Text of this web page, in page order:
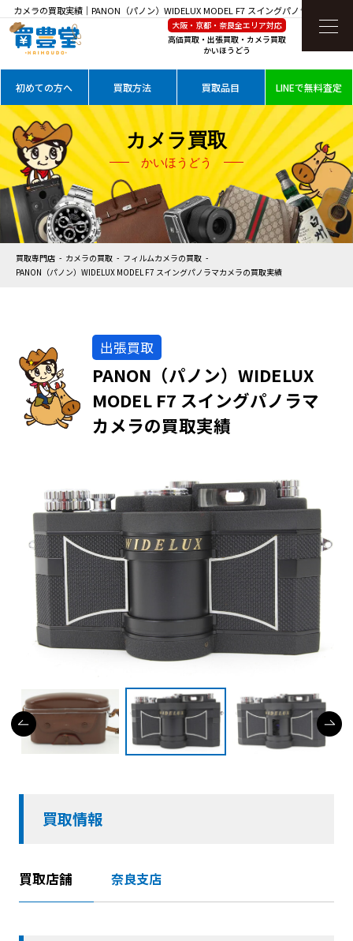
カメラの買取実績｜PANON（パノン）WIDELUX MODEL F7 スイングパノラマカメラを
高価買取
大阪・京都・奈良全エリア対応
高価買取・出張買取・カメラ買取
かいほうどう
初めての方へ 買取方法 買取品目 LINEで無料査定
カメラ買取
かいほうどう
買取専門店 カメラの買取
フィルムカメラの買取
PANON（パノン）WIDELUX MODEL F7 スイングパノラマカメラの買取実績
出張買取
PANON（パノン）WIDELUX
MODEL F7 スイングパノラマ
カメラの買取実績
買取情報
買取店舗 奈良支店